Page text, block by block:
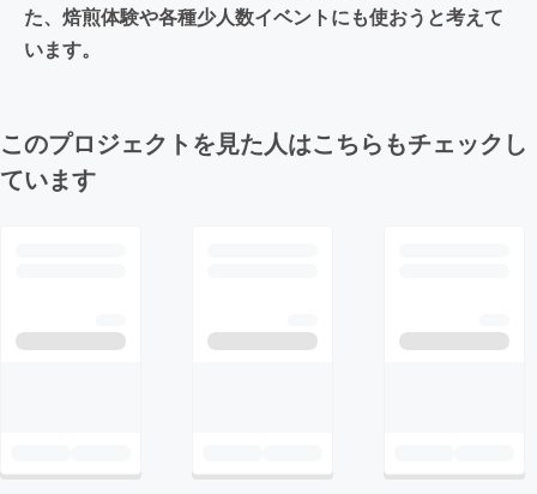
た、焙煎体験や各種少人数イベントにも使おうと考えて
います。
このプロジェクトを見た人はこちらもチェックし
ています